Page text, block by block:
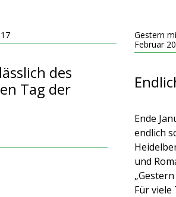
des
Tag der
Gestern
Februar
Ende
endlich
und
Für